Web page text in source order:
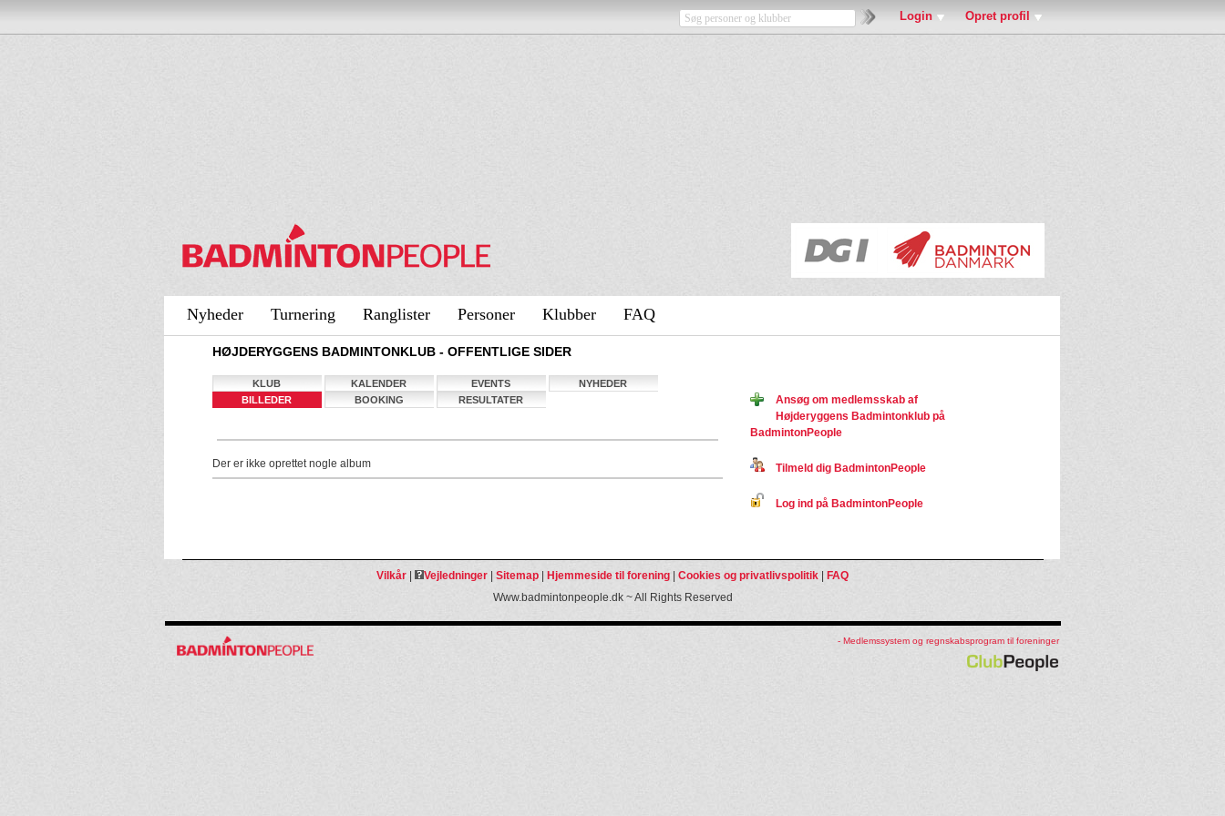
Login Opret profil
Nyheder Turnering Ranglister Personer Klubber FAQ
HØJDERYGGENS BADMINTONKLUB - OFFENTLIGE SIDER
KLUB KALENDER EVENTS
NYHEDER
BILLEDER
BOOKING RESULTATER
Der er ikke oprettet nogle album
Ansøg om medlemsskab af
Højderyggens Badmintonklub på
BadmintonPeople
Tilmeld dig BadmintonPeople
Log ind på BadmintonPeople
Vilkår Vejledninger Sitemap Hjemmeside til forening Cookies og privatlivspolitik
FAQ
Www.badmintonpeople.dk ~ All Rights Reserved
- Medlemssystem og regnskabsprogram til foreninger